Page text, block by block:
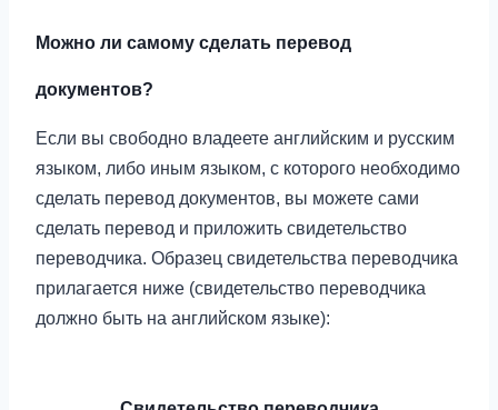
Можно ли самому сделать перевод
документов?
Если вы свободно владеете английским и русским
языком, либо иным языком, с которого необходимо
сделать перевод документов, вы можете сами
сделать перевод и приложить свидетельство
переводчика. Образец свидетельства переводчика
прилагается ниже (свидетельство переводчика
должно быть на английском языке):